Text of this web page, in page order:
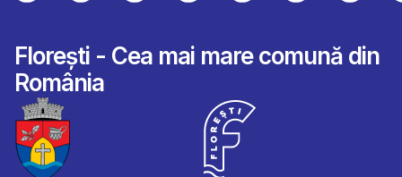
Florești - Cea mai mare comună din
România